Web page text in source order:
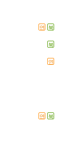
연 북
북
연
연 북